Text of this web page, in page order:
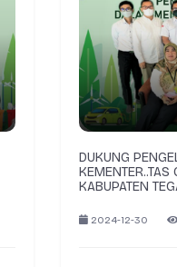
DUKUNG
KABUPATEN
2024-12-30